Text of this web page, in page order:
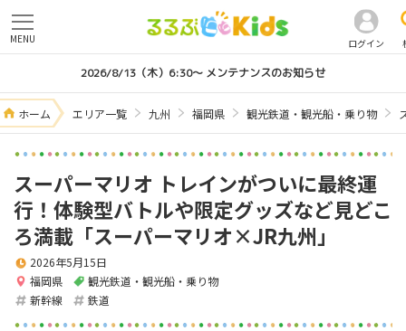
ログイン
MENU
2026/8/13（木）6:30～ メンテナンスのお知らせ
ホーム エリア一覧 九州 福岡県 観光鉄道・観光船・乗り物
スーパーマリオ トレインがついに最終運
行！体験型バトルや限定グッズなど見どこ
ろ満載「スーパーマリオ×JR九州」
福岡県 観光鉄道・観光船・乗り物
2026年5月15日
新幹線 鉄道